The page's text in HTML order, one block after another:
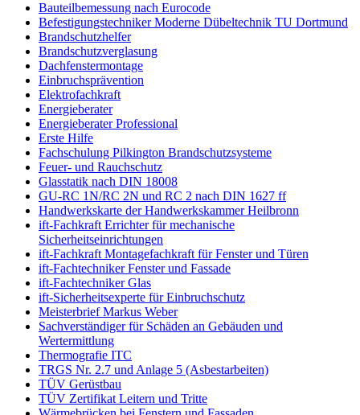
Bauteilbemessung nach Eurocode
Befestigungstechniker Moderne Dübeltechnik TU Dortmund
Brandschutzhelfer
Brandschutzverglasung
Dachfenstermontage
Einbruchsprävention
Elektrofachkraft
Energieberater
Energieberater Professional
Erste Hilfe
Fachschulung Pilkington Brandschutzsysteme
Feuer- und Rauchschutz
Glasstatik nach DIN 18008
GU-RC 1N/RC 2N und RC 2 nach DIN 1627 ff
Handwerkskarte der Handwerkskammer Heilbronn
ift-Fachkraft Errichter für mechanische
Sicherheitseinrichtungen
ift-Fachkraft Montagefachkraft für Fenster und Türen
ift-Fachtechniker Fenster und Fassade
ift-Fachtechniker Glas
ift-Sicherheitsexperte für Einbruchschutz
Meisterbrief Markus Weber
Sachverständiger für Schäden an Gebäuden und
Wertermittlung
Thermografie ITC
TRGS Nr. 2.7 und Anlage 5 (Asbestarbeiten)
TÜV Gerüstbau
TÜV Zertifikat Leitern und Tritte